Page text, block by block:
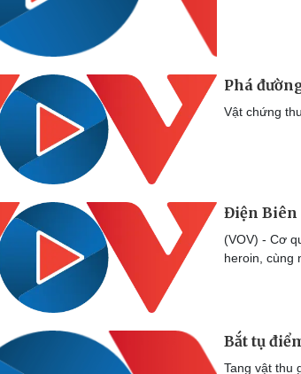
Phá
Vật chứng
Điện Biên
(VOV) - Cơ
heroin, cùng
Bắt tụ
Tang vật thu